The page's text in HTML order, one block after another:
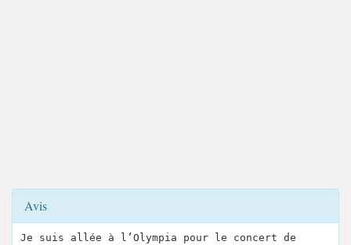
Avis
Je suis allée à l’Olympia pour le concert de